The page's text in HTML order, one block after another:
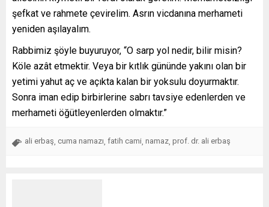
şefkat ve rahmete çevirelim. Asrın vicdanına merhameti
yeniden aşılayalım.
Rabbimiz şöyle buyuruyor, “O sarp yol nedir, bilir misin?
Köle azât etmektir. Veya bir kıtlık gününde yakını olan bir
yetimi yahut aç ve açıkta kalan bir yoksulu doyurmaktır.
Sonra iman edip birbirlerine sabrı tavsiye edenlerden ve
merhameti öğütleyenlerden olmaktır.”
ali erbaş cuma namazı fatih cami namaz prof. dr. ali erbaş